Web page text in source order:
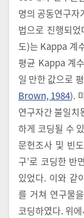
명의 공동연구자
법으로 진행되
도)는 Kappa 계
평균 Kappa 계
일 만한 값으로
Brown, 1984).
연구자간 불일치
하게 코딩될 수
문헌조사 및 빈
구’로 코딩한 반
있었다. 이와 같
를 거쳐 연구물
코딩하였다. 위